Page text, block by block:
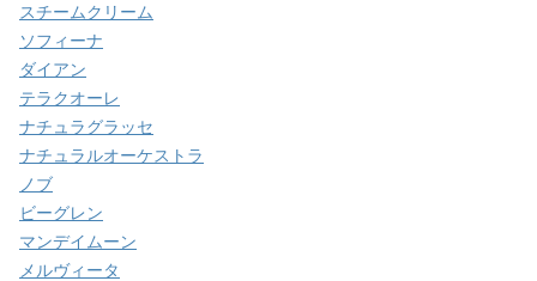
スチームクリーム
ソフィーナ
ダイアン
テラクオーレ
ナチュラグラッセ
ナチュラルオーケストラ
ノブ
ビーグレン
マンデイムーン
メルヴィータ